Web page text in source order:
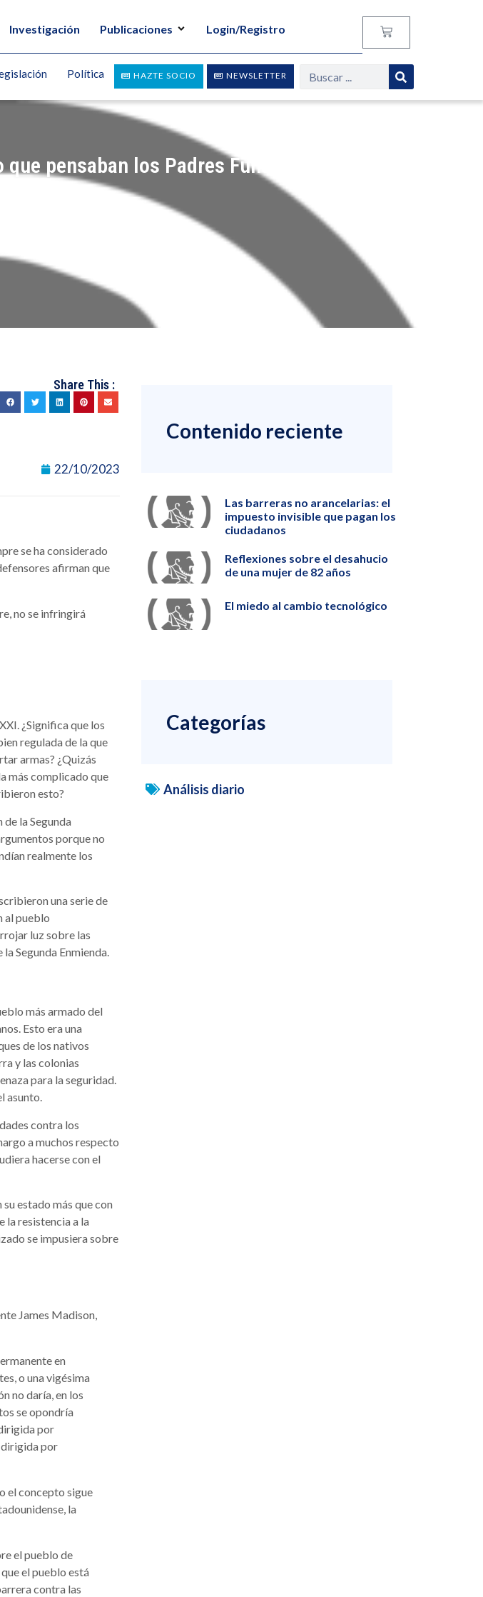
Investigación Publicaciones Login/Registro
NEWSLETTER
HAZTE SOCIO
Política
pensaban los Padres Fundadores
Share This :
22/10/2023
se ha considerado
afirman que
no se infringirá
¿Significa que los
regulada de la que
armas? ¿Quizás
más complicado que
esto?
la Segunda
porque no
realmente los
una serie de
al pueblo
luz sobre las
Segunda Enmienda.
más armado del
Esto era una
de los nativos
y las colonias
para la seguridad.
asunto.
contra los
a muchos respecto
hacerse con el
estado más que con
la resistencia a la
se impusiera sobre
James Madison,
en
o una vigésima
no daría, en los
se opondría
por
dirigida por
el concepto sigue
la
el pueblo de
el pueblo está
contra las
Contenido reciente
Las barreras no arancelarias: el
impuesto invisible que pagan los
ciudadanos
Reflexiones sobre el desahucio
de una mujer de 82 años
El miedo al cambio tecnológico
Categorías
Análisis diario